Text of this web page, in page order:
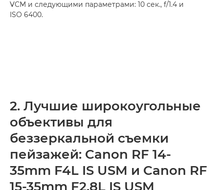
VCM и следующими параметрами: 10 сек., f/1.4 и
ISO 6400.
2. Лучшие широкоугольные
объективы для
беззеркальной съемки
пейзажей: Canon RF 14-
35mm F4L IS USM и Canon RF
15-35mm F2.8L IS USM